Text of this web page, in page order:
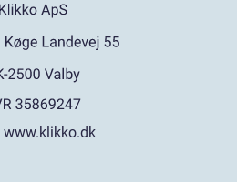
www.klikko.dk